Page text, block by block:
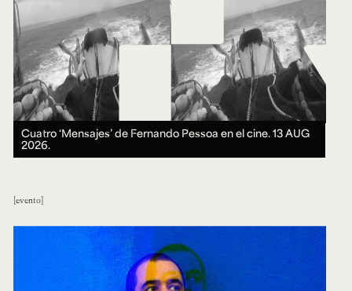
Cuatro ‘Mensajes’ de Fernando Pessoa en el cine.13 AUG
2026.
evento